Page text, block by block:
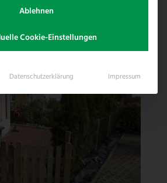
Ablehnen
Cookie-Einstellungen
Datenschutzerklärung Impressum